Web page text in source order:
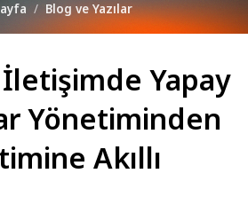
Blog ve Yazılar
Yapay
Yönetiminden
Akıllı